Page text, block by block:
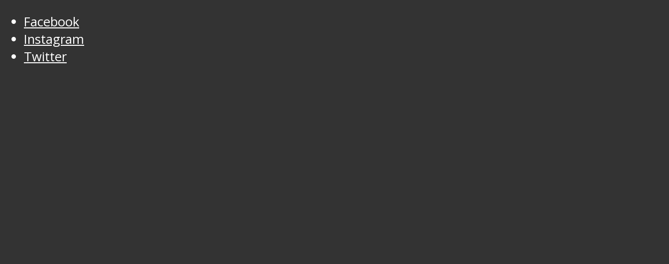
Facebook
Instagram
Twitter